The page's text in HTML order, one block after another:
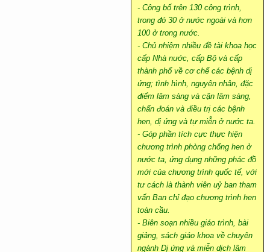
- Công bố trên 130 công trình,
trong đó 30 ở nước ngoài và hơn
100 ở trong nước.
- Chủ nhiệm nhiều đề tài khoa học
cấp Nhà nước, cấp Bộ và cấp
thành phố về cơ chế các bệnh dị
ứng; tình hình, nguyên nhân, đặc
điểm lâm sàng và cận lâm sàng,
chẩn đoán và điều trị các bệnh
hen, dị ứng và tự miễn ở nước ta.
- Góp phần tích cực thực hiện
chương trình phòng chống hen ở
nước ta, ứng dụng những phác đồ
mới của chương trình quốc tế, với
tư cách là thành viên uỷ ban tham
vấn Ban chỉ đạo chương trình hen
toàn cầu.
- Biên soạn nhiều giáo trình, bài
giảng, sách giáo khoa về chuyên
ngành Dị ứng và miễn dịch lâm